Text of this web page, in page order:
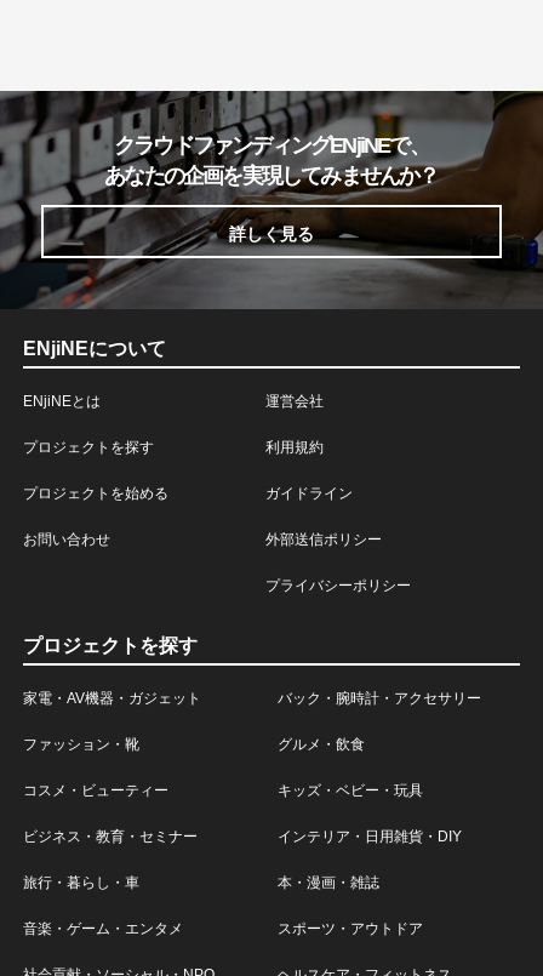
クラウドファンディングENjiNEで、
あなたの企画を実現してみませんか？
詳しく見る
ENjiNEについて
ENjiNEとは
プロジェクトを探す
プロジェクトを始める
お問い合わせ
運営会社
利用規約
ガイドライン
外部送信ポリシー
プライバシーポリシー
プロジェクトを探す
家電・AV機器・ガジェット バック・腕時計・アクセサリー
ファッション・靴 グルメ・飲食
コスメ・ビューティー キッズ・ベビー・玩具
ビジネス・教育・セミナー インテリア・日用雑貨・DIY
旅行・暮らし・車 本・漫画・雑誌
音楽・ゲーム・エンタメ スポーツ・アウトドア